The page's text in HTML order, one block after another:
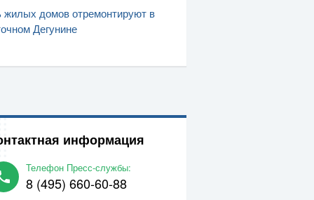
жилых домов отремонтируют в
Дегунине
информация
Телефон Пресс-службы:
8 (495) 660-60-88